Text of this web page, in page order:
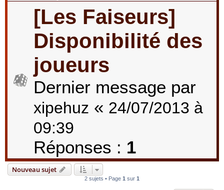
[Les Faiseurs]
Disponibilité des
joueurs
Dernier message par
xipehuz « 24/07/2013 à
09:39
Réponses : 1
Nouveau sujet
2 sujets • Page 1 sur 1